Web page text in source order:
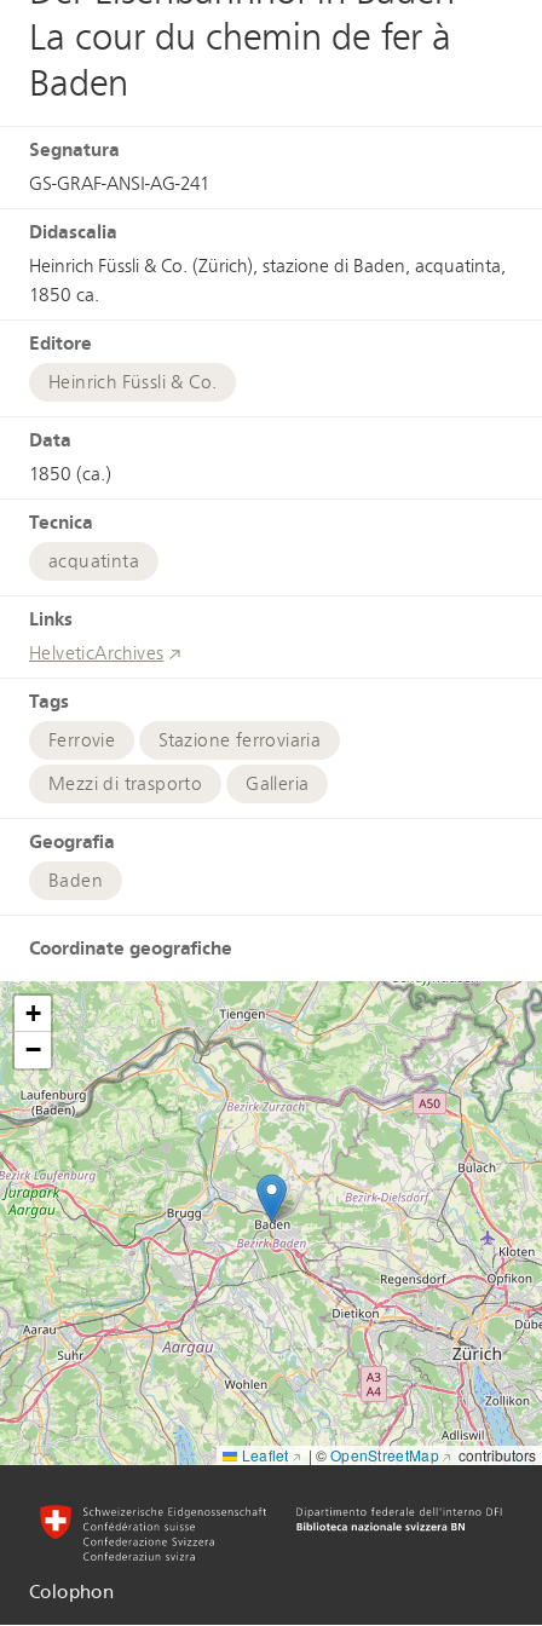
La cour du chemin de fer à
Baden
Segnatura
GS-GRAF-ANSI-AG-241
Didascalia
Heinrich Füssli & Co. (Zürich), stazione di Baden, acquatinta,
1850 ca.
Editore
Heinrich Füssli & Co.
Data
1850 (ca.)
Tecnica
acquatinta
Links
HelveticArchives
Tags
Ferrovie
Stazione ferroviaria
Mezzi di trasporto
Galleria
Geografia
Baden
Coordinate geografiche
+
−
Leaflet | ©OpenStreetMap contributors
Colophon